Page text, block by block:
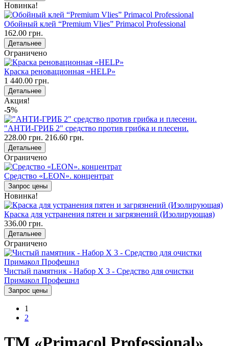
Новинка!
Обойный клей “Premium Vlies” Primacol Professional
162.00 грн.
Детальнее
Ограничено
Краска реновационная «HELP»
1 440.00 грн.
Детальнее
Акция!
-5%
"АНТИ-ГРИБ 2" средство против грибка и плесени.
228.00 грн. 216.60 грн.
Детальнее
Ограничено
Средство «LEON». концентрат
Запрос цены
Новинка!
Краска для устранения пятен и загрязнений (Изолирующая)
336.00 грн.
Детальнее
Ограничено
Чистый памятник - Набор Х 3 - Средство для очистки
Примакол Профешнл
Запрос цены
1
2